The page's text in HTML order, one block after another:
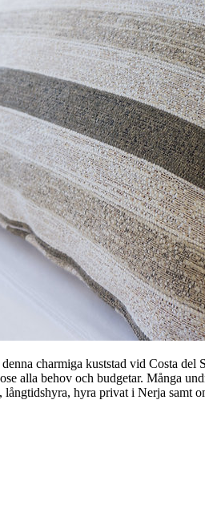
charmiga kuststad vid Costa
alla behov och budgetar. Många
hyra privat i Nerja samt